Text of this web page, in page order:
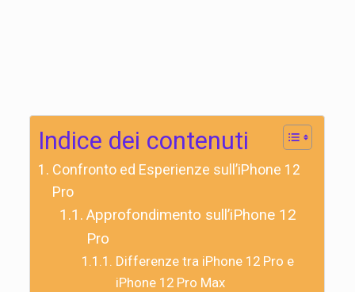
Indice dei contenuti
Confronto ed Esperienze sull’iPhone 12
Pro
Approfondimento sull’iPhone 12
Pro
Differenze tra iPhone 12 Pro e
iPhone 12 Pro Max